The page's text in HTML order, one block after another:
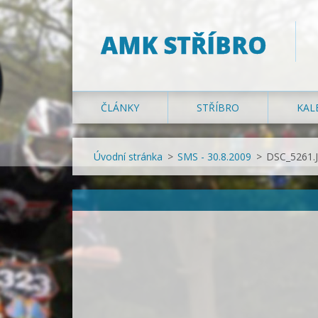
AMK STŘÍBRO
ČLÁNKY STŘÍBRO
Úvodní stránka > SMS - 30.8.2009 >